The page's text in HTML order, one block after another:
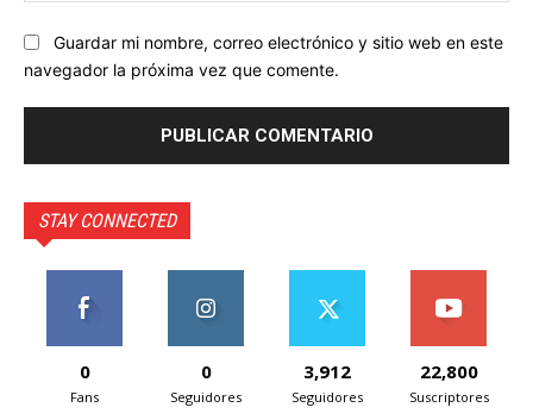
Guardar mi nombre, correo electrónico y sitio web en este
navegador la próxima vez que comente.
STAY CONNECTED
0
Fans
0
Seguidores
3,912
Seguidores
22,800
Suscriptores